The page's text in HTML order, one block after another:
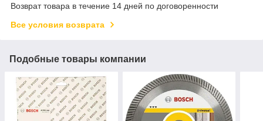
Возврат товара в течение 14 дней по договоренности
Все условия возврата
Подобные товары компании